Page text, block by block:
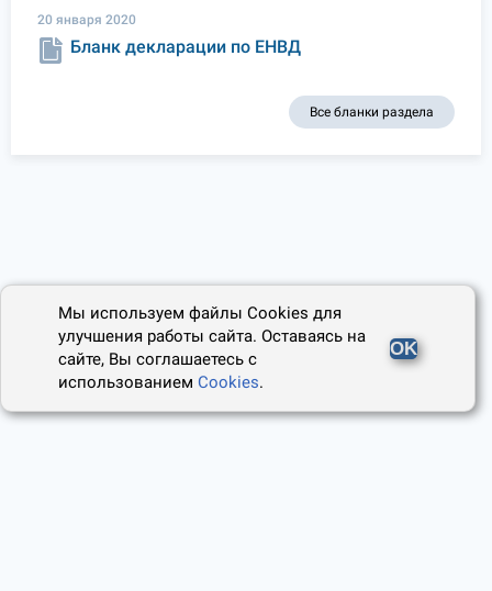
20 января 2020
Бланк декларации по ЕНВД
Все бланки раздела
Мы используем файлы Cookies для
улучшения работы сайта. Оставаясь на
сайте, Вы соглашаетесь с
использованиемCookies.
OK